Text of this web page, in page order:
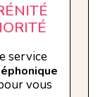
service
vous